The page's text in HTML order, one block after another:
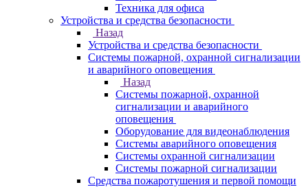
Техника для офиса
Устройства и средства безопасности
Назад
Устройства и средства безопасности
Системы пожарной, охранной сигнализации
и аварийного оповещения
Назад
Системы пожарной, охранной
сигнализации и аварийного
оповещения
Оборудование для видеонаблюдения
Системы аварийного оповещения
Системы охранной сигнализации
Системы пожарной сигнализации
Средства пожаротушения и первой помощи